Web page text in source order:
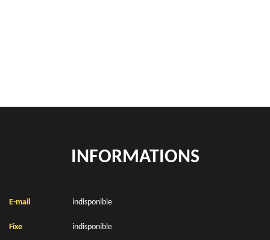
INFORMATIONS
E-mail indisponible
Fixe indisponible